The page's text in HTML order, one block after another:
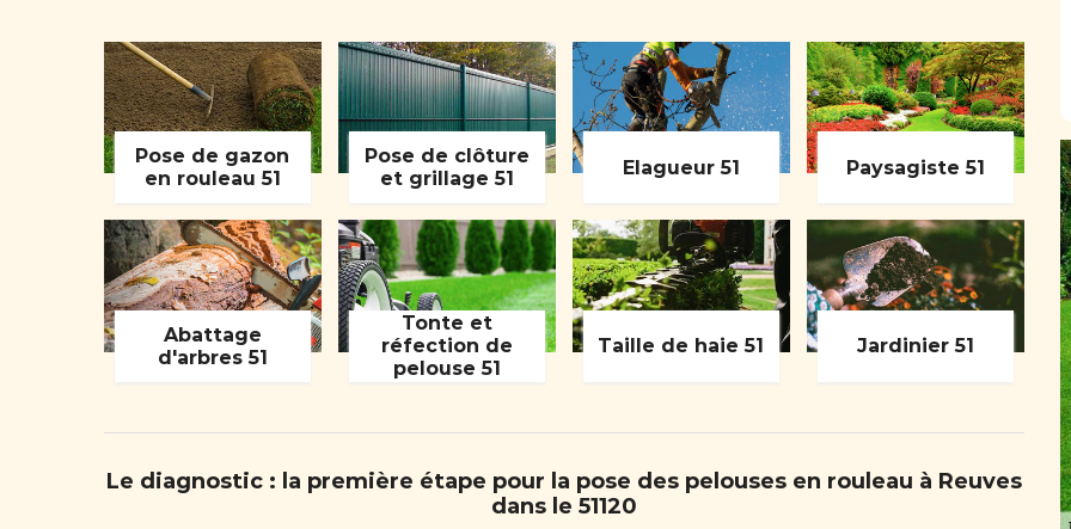
Pose de gazon
en rouleau 51
Pose de clôture
et grillage 51
Elagueur 51 Paysagiste 51
Abattage
d'arbres 51
Tonte et
réfection de
pelouse 51
Taille de haie 51 Jardinier 51
Le diagnostic : la première étape pour la pose des pelouses en rouleau à Reuves
dans le 51120